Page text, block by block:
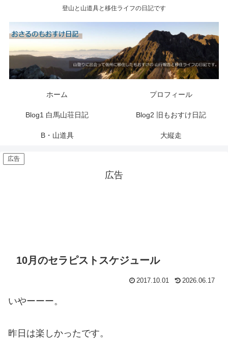
登山と山道具と移住ライフの日記です
ホーム プロフィール
Blog1 白馬山荘日記 Blog2 旧もおすけ日記
B・山道具 大縦走
広告
広告
10月のセラピストスケジュール
2017.10.01 2026.06.17
いやーーー。
昨日は楽しかったです。